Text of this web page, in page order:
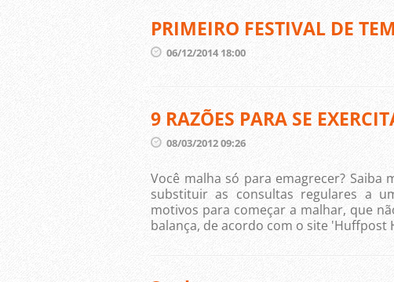
PRIMEIRO FESTIVAL DE
06/12/2014 18:00
9 RAZÕES PARA SE
08/03/2012 09:26
Você malha só para emagrecer? Saiba
substituir as consultas regulares a
motivos para começar a malhar, que
balança, de acordo com o site 'Huffpost